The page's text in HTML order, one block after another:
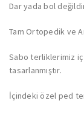
Dar yada bol
Tam Ortopedik ve
Sabo terliklerimiz iç
tasarlanmıştır.
İçindeki özel ped